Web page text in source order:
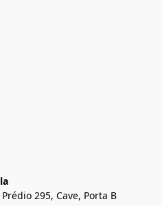
295, Cave, Porta B